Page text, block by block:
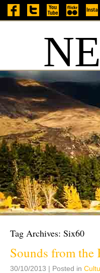
Tag Archives: Six60
Sounds from
30/10/2013 | Posted in